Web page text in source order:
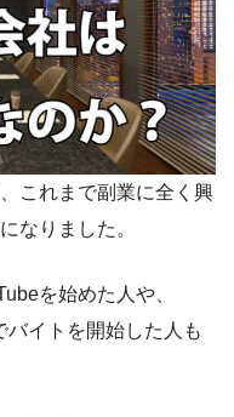
これまで副業に全く興
なりました。
を始めた人や、
イトを開始した人も